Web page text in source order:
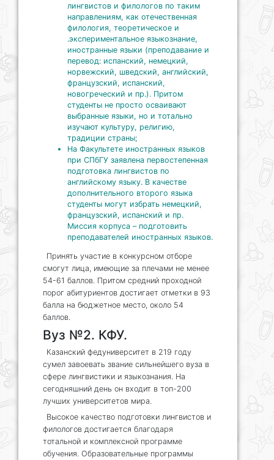
лингвистов и филологов по таким
направлениям, как отечественная
филология, теоретическое и
.экспериментальное языкознание,
иностранные языки (преподавание и
перевод: испанский, немецкий,
норвежский, шведский, английский,
французский, испанский,
новогреческий и пр.). Притом
студенты не просто осваивают
выбранные языки, но и тотально
изучают культуру, религию,
традиции страны;
На Факультете иностранных языков
при СПбГУ заявлена первостепенная
подготовка лингвистов по
английскому языку. В качестве
дополнительного второго языка
студенты могут избрать немецкий,
французский, испанский и пр.
Миссия корпуса – подготовить
преподавателей иностранных языков.
Принять участие в конкурсном отборе
смогут лица, имеющие за плечами не менее
54-61 баллов. Притом средний проходной
порог абитуриентов достигает отметки в 93
балла на бюджетное место, около 54
баллов.
Вуз №2. КФУ.
Казанский федуниверситет в 219 году
сумел завоевать звание сильнейшего вуза в
сфере лингвистики и языкознания. На
сегодняшний день он входит в топ-200
лучших университетов мира.
Высокое качество подготовки лингвистов и
филологов достигается благодаря
тотальной и комплексной программе
обучения. Образовательные программы